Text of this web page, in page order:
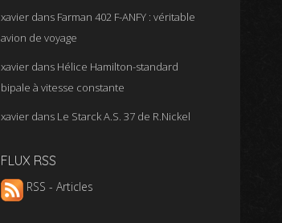
xavier dans Farman 402 F-ANFY : véritable
avion de voyage
xavier dans Hélice Hamilton-standard
bipale à vitesse constante
xavier dans Le Starck A.S. 37 de R.Nickel
FLUX RSS
RSS - Articles